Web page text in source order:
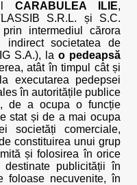
CARABULEA ILIE,
S.R.L. și S.C.
intermediul cărora
societatea de
S.A.), la o pedeapsă
atât în timpul cât și
executarea pedepsei
în autoritățile publice
de a ocupa o funcție
stat și de a mai ocupa
societăți comerciale,
constituirea unui grup
și folosirea în orice
publicității în
foloase necuvenite, în